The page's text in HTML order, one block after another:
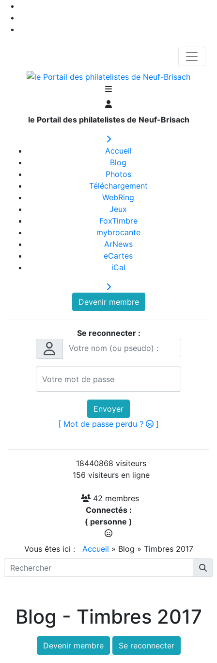
le Portail des philatelistes de Neuf-Brisach
Accueil
Blog
Photos
Téléchargement
WebRing
Jeux
FoxTimbre
mybrocante
ArNews
eCartes
iCal
Devenir membre
Se reconnecter :
Envoyer
[ Mot de passe perdu ?
]
18440868 visiteurs
156 visiteurs en ligne
42 membres
Connectés :
( personne )
Vous êtes ici : Accueil » Blog » Timbres 2017
Blog - Timbres 2017
Devenir membre Se reconnecter